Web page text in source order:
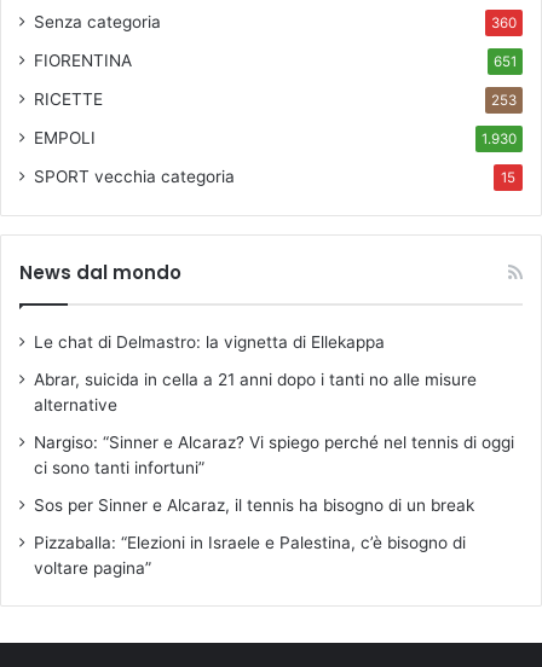
N
u
v
a
r
Senza categoria 360
FIORENTINA 651
RICETTE 253
EMPOLI 1.930
SPORT vecchia categoria 15
News dal mondo
Le chat di Delmastro: la vignetta di Ellekappa
Abrar, suicida in cella a 21 anni dopo i tanti no alle misure
alternative
Nargiso: “Sinner e Alcaraz? Vi spiego perché nel tennis di oggi
ci sono tanti infortuni”
Sos per Sinner e Alcaraz, il tennis ha bisogno di un break
Pizzaballa: “Elezioni in Israele e Palestina, c’è bisogno di
voltare pagina”